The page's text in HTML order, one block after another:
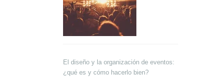
El diseño y la organización de eventos:
¿qué es y cómo hacerlo bien?